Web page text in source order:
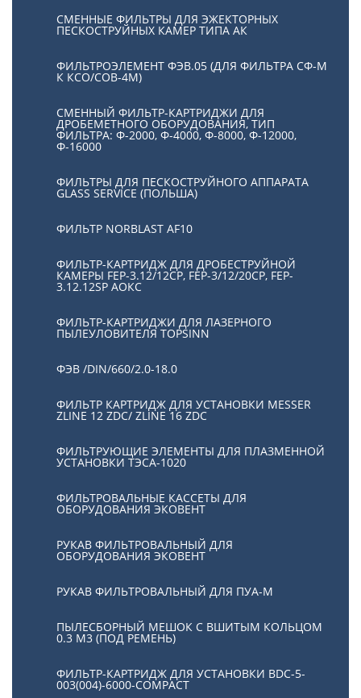
СМЕННЫЕ ФИЛЬТРЫ ДЛЯ ЭЖЕКТОРНЫХ
ПЕСКОСТРУЙНЫХ КАМЕР ТИПА АК
ФИЛЬТРОЭЛЕМЕНТ ФЭВ.05 (ДЛЯ ФИЛЬТРА СФ-М
К КСО/СОВ-4М)
СМЕННЫЙ ФИЛЬТР-КАРТРИДЖИ ДЛЯ
ДРОБЕМЕТНОГО ОБОРУДОВАНИЯ, ТИП
ФИЛЬТРА: Ф-2000, Ф-4000, Ф-8000, Ф-12000,
Ф-16000
ФИЛЬТРЫ ДЛЯ ПЕСКОСТРУЙНОГО АППАРАТА
GLASS SERVICE (ПОЛЬША)
ФИЛЬТР NORBLAST AF10
ФИЛЬТР-КАРТРИДЖ ДЛЯ ДРОБЕСТРУЙНОЙ
КАМЕРЫ FEP-3.12/12СР, FEP-3/12/20CP, FEP-
3.12.12SP АОКС
ФИЛЬТР-КАРТРИДЖИ ДЛЯ ЛАЗЕРНОГО
ПЫЛЕУЛОВИТЕЛЯ TOPSINN
ФЭВ /DIN/660/2.0-18.0
ФИЛЬТР КАРТРИДЖ ДЛЯ УСТАНОВКИ MESSER
ZLINE 12 ZDC/ ZLINE 16 ZDC
ФИЛЬТРУЮЩИЕ ЭЛЕМЕНТЫ ДЛЯ ПЛАЗМЕННОЙ
УСТАНОВКИ ТЭСА-1020
ФИЛЬТРОВАЛЬНЫЕ КАССЕТЫ ДЛЯ
ОБОРУДОВАНИЯ ЭКОВЕНТ
РУКАВ ФИЛЬТРОВАЛЬНЫЙ ДЛЯ
ОБОРУДОВАНИЯ ЭКОВЕНТ
РУКАВ ФИЛЬТРОВАЛЬНЫЙ ДЛЯ ПУА-М
ПЫЛЕСБОРНЫЙ МЕШОК С ВШИТЫМ КОЛЬЦОМ
0.3 М3 (ПОД РЕМЕНЬ)
ФИЛЬТР-КАРТРИДЖ ДЛЯ УСТАНОВКИ BDC-5-
003(004)-6000-COMPACT